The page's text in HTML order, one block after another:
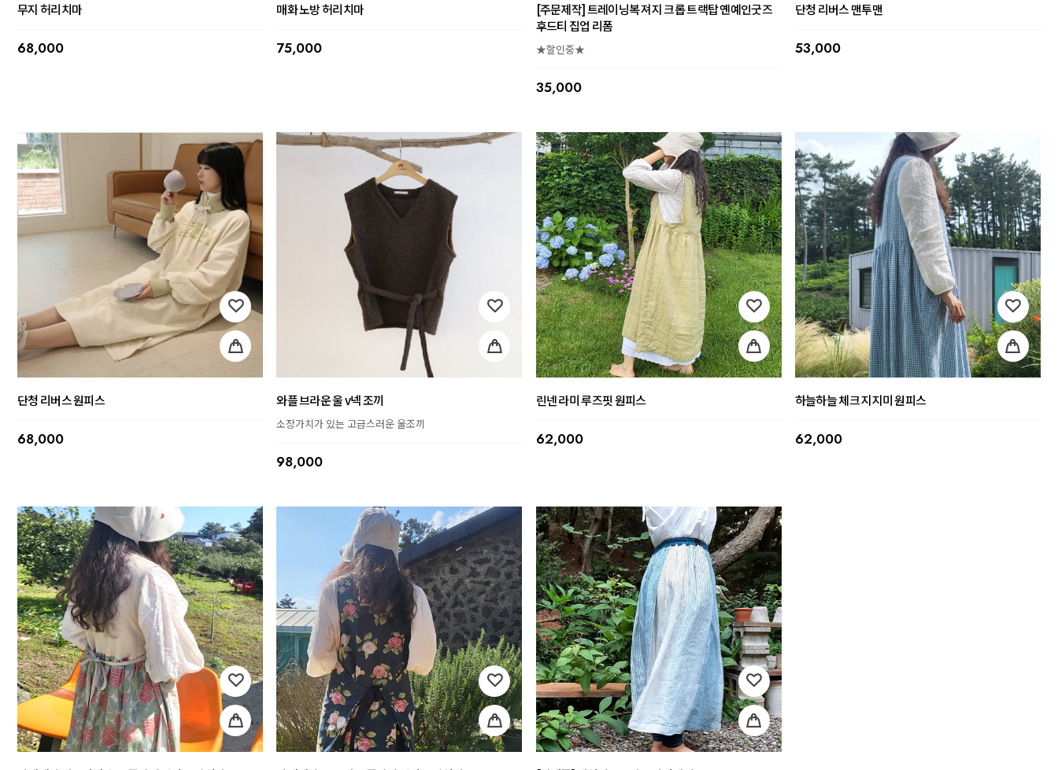
무지 허리치마
68,000
매화 노방 허리치마
75,000
[주문제작] 트레이닝복 져지 크롭 트랙탑 옌예인굿즈
후드티 집업 리폼
★할인중★
35,000
단청 리버스 맨투맨
53,000
단청 리버스 원피스
68,000
와플 브라운 울 v넥 조끼
소장가치가 있는 고급스러운 울조끼
98,000
린넨 라미 루즈핏 원피스
62,000
하늘하늘 체크 지지미 원피스
62,000